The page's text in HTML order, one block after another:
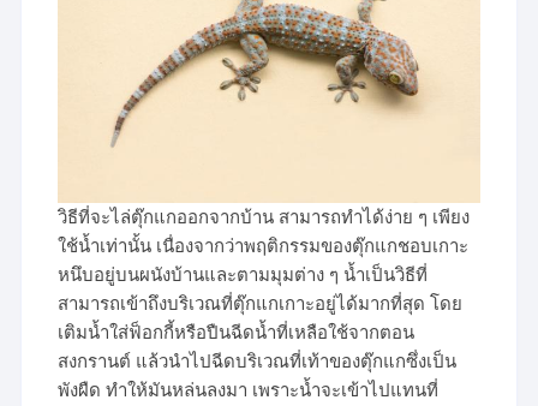
วิธีที่จะไล่ตุ๊กแกออกจากบ้าน สามารถทำได้ง่าย ๆ เพียง
ใช้น้ำเท่านั้น เนื่องจากว่าพฤติกรรมของตุ๊กแกชอบเกาะ
หนึบอยู่บนผนังบ้านและตามมุมต่าง ๆ น้ำเป็นวิธีที่
สามารถเข้าถึงบริเวณที่ตุ๊กแกเกาะอยู่ได้มากที่สุด โดย
เติมน้ำใส่ฟ็อกกี้หรือปืนฉีดน้ำที่เหลือใช้จากตอน
สงกรานต์ แล้วนำไปฉีดบริเวณที่เท้าของตุ๊กแกซึ่งเป็น
พังผืด ทำให้มันหล่นลงมา เพราะน้ำจะเข้าไปแทนที่